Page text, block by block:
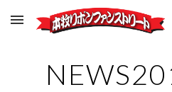
Skip to main content